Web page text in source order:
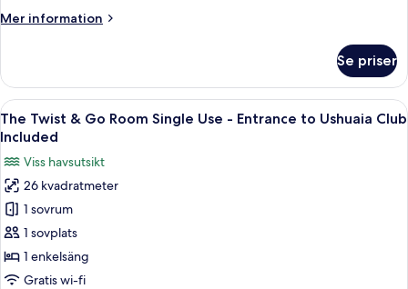
to
Included
Mer information
Mer
Can
Happen
Suite
-
to
Ushuaia
Club
Included
Se priser
Öppna
alla
för
The
Twist
&
Go
Room
Ett hotellrum med en säng, en röd
7
The Twist & Go Room Single Use - Entrance to Ushuaia Club
Included
Viss havsutsikt
26 kvadratmeter
1 sovrum
1 sovplats
1 enkelsäng
Gratis wi-fi